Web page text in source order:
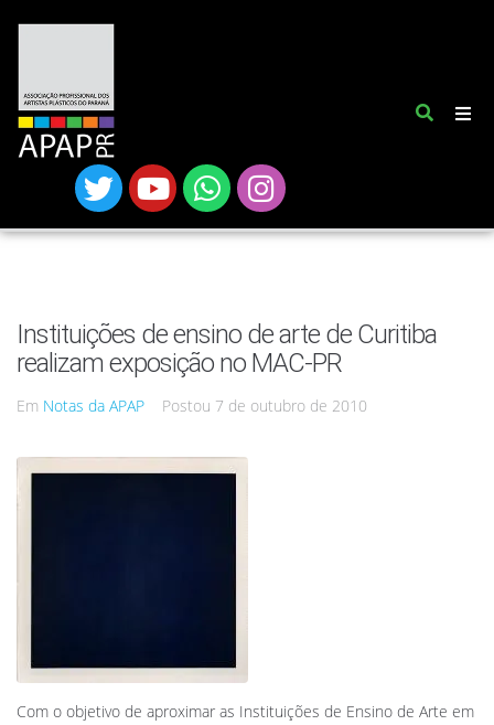
Instituições de ensino de arte de Curitiba
realizam exposição no MAC-PR
Em Notas da APAP Postou 7 de outubro de 2010
Com o objetivo de aproximar as Instituições de Ensino de Arte em